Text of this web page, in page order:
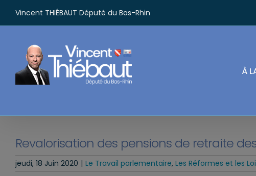
contenu
Vincent THIÉBAUT Député du Bas-Rhin
À
Revalorisation des pensions de retraite
jeudi, 18 Juin 2020 | Le Travail parlementaire, Les Réformes et les